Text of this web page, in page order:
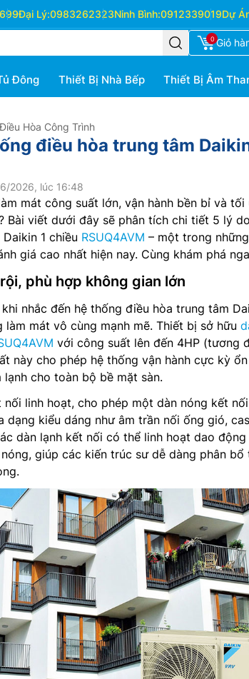
Đại Lý:0983262323Ninh Bình:0912339019Dự
0 Giỏ
Đông Thiết Bị Nhà Bếp Thiết Bị Âm
Hòa Công Trình
điều hòa trung tâm
2026, lúc 16:48
mát công suất lớn, vận hành bền bỉ và tối
Bài viết dưới đây sẽ phân tích chi tiết 5 lý
1 chiều RSUQ4AVM – một trong
giá cao nhất hiện nay. Cùng khám phá
phù hợp không gian lớn
nhắc đến hệ thống điều hòa trung tâm
làm mát vô cùng mạnh mẽ. Thiết bị sở hữu
với công suất lên đến 4HP (tương
này cho phép hệ thống vận hành cực kỳ
cho toàn bộ bề mặt sàn.
linh hoạt, cho phép một dàn nóng kết
dạng kiểu dáng như âm trần nối ống gió,
dàn lạnh kết nối có thể linh hoạt dao
giúp các kiến trúc sư dễ dàng phân bổ